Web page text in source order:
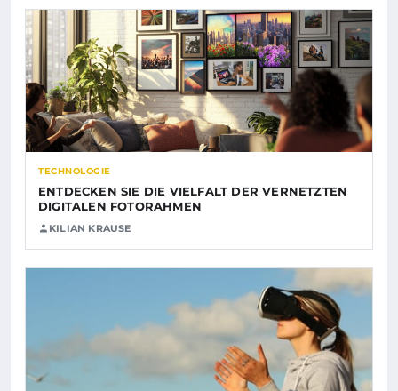
TECHNOLOGIE
ENTDECKEN SIE DIE VIELFALT DER VERNETZTEN
DIGITALEN FOTORAHMEN
KILIAN KRAUSE